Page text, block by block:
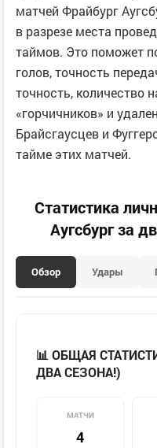
матчей Фрайбург
в разрезе места
таймов. Это поможет
голов, точность
точность, количество
«горчичников» и
Брайсгаусцев и
тайме этих матчей.
Статистика
Аугсбург за
Обзор Удары
📊 ОБЩАЯ
ДВА СЕЗОНА!)
МАТЧИ
4